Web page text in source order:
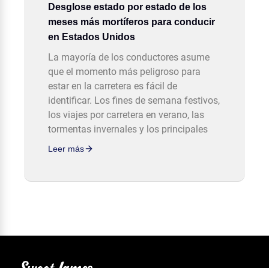
Desglose estado por estado de los
meses más mortíferos para conducir
en Estados Unidos
La mayoría de los conductores asume
que el momento más peligroso para
estar en la carretera es fácil de
identificar. Los fines de semana festivos,
los viajes por carretera en verano, las
tormentas invernales y los principales
Leer más